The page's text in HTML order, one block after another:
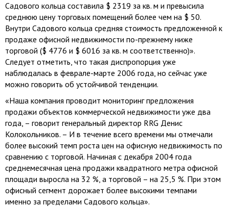
Садового кольца составила $ 2319 за кв. м и превысила
среднюю цену торговых помещений более чем на $ 50.
Внутри Садового кольца средняя стоимость предложенной к
продаже офисной недвижимости по-прежнему ниже
торговой ($ 4776 и $ 6016 за кв. м соответственно)».
Следует отметить, что такая диспропорция уже
наблюдалась в феврале-марте 2006 года, но сейчас уже
можно говорить об устойчивой тенденции.
«Наша компания проводит мониторинг предложения
продажи объектов коммерческой недвижимости уже два
года, – говорит генеральный директор RRG Денис
Колокольников. – И в течение всего времени мы отмечали
более высокий темп роста цен на офисную недвижимость по
сравнению с торговой. Начиная с декабря 2004 года
среднемесячная цена продажи квадратного метра офисной
площади выросла на 32 %, а торговой – на 25,5 %. При этом
офисный сегмент дорожает более высокими темпами
именно за пределами Садового кольца».